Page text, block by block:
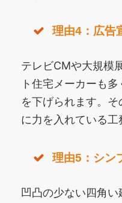
理由4：広告
テレビCMや大規模
ト住宅メーカーも
を下げられます。
に力を入れている工
理由5：シン
凹凸の少ない四角い